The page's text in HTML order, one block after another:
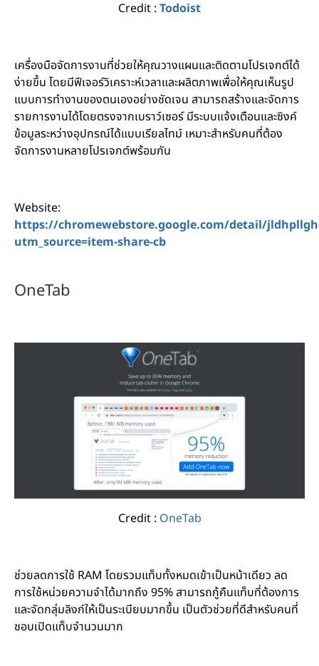
Credit : Todoist
เครื่องมือจัดการงานที่ช่วยให้คุณวางแผนและติดตามโปรเจกต์ได้
ง่ายขึ้น โดยมีฟีเจอร์วิเคราะห์เวลาและผลิตภาพเพื่อให้คุณเห็นรูป
แบบการทำงานของตนเองอย่างชัดเจน สามารถสร้างและจัดการ
รายการงานได้โดยตรงจากเบราว์เซอร์ มีระบบแจ้งเตือนและซิงค์
ข้อมูลระหว่างอุปกรณ์ได้แบบเรียลไทม์ เหมาะสำหรับคนที่ต้อง
จัดการงานหลายโปรเจกต์พร้อมกัน
Website:
https://chromewebstore.google.com/detail/
utm_source=item-share-cb
OneTab
Credit : OneTab
ช่วยลดการใช้ RAM โดยรวมแท็บทั้งหมดเข้าเป็นหน้าเดียว ลด
การใช้หน่วยความจำได้มากถึง 95% สามารถกู้คืนแท็บที่ต้องการ
และจัดกลุ่มลิงก์ให้เป็นระเบียบมากขึ้น เป็นตัวช่วยที่ดีสำหรับคนที่
ชอบเปิดแท็บจำนวนมาก